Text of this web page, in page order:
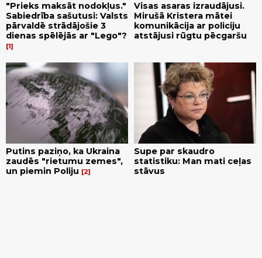
"Prieks maksāt nodokļus."
Sabiedrība sašutusi: Valsts
pārvaldē strādājošie 3
dienas spēlējās ar "Lego"?
1
Visas asaras izraudājusi.
Mirušā Kristera mātei
komunikācija ar policiju
atstājusi rūgtu pēcgaršu
Putins paziņo, ka Ukraina
zaudēs "rietumu zemes",
un piemin Poliju
2
Supe par skaudro
statistiku: Man mati ceļas
stāvus